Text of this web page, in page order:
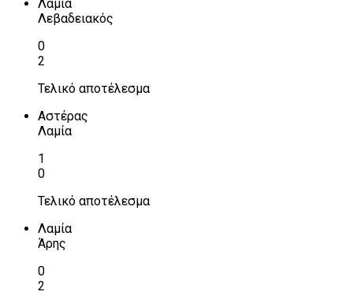
Λαμία
Λεβαδειακός
0
2
Τελικό αποτέλεσμα
Αστέρας
Λαμία
1
0
Τελικό αποτέλεσμα
Λαμία
Άρης
0
2